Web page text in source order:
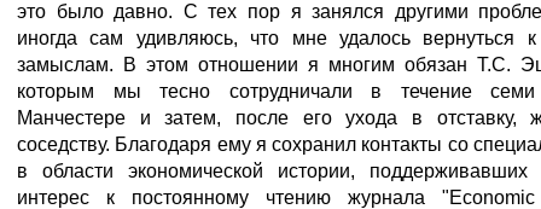
это было давно. С тех пор я занялся другими
иногда сам удивляюсь, что мне удалось вернуться
замыслам. В этом отношении я многим обязан Т.С.
которым мы тесно сотрудничали в течение
Манчестере и затем, после его ухода в отставку,
соседству. Благодаря ему я сохранил контакты со
в области экономической истории,
интерес к постоянному чтению журнала